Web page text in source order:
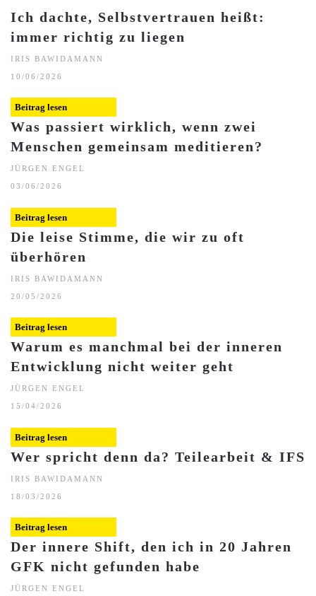
Ich dachte, Selbstvertrauen heißt:
immer richtig zu liegen
IRIS BAWIDAMANN
10/06/2026
Beitrag lesen
Was passiert wirklich, wenn zwei
Menschen gemeinsam meditieren?
JÜRGEN ENGEL
03/06/2026
Beitrag lesen
Die leise Stimme, die wir zu oft
überhören
IRIS BAWIDAMANN
20/05/2026
Beitrag lesen
Warum es manchmal bei der inneren
Entwicklung nicht weiter geht
JÜRGEN ENGEL
15/04/2026
Beitrag lesen
Wer spricht denn da? Teilearbeit & IFS
IRIS BAWIDAMANN
18/03/2026
Beitrag lesen
Der innere Shift, den ich in 20 Jahren
GFK nicht gefunden habe
JÜRGEN ENGEL